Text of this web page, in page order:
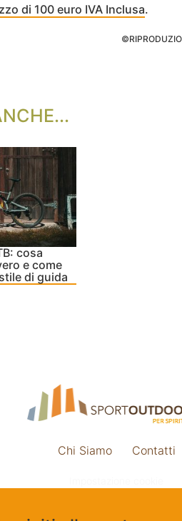
di 100 euro IVA Inclusa.
cosa
e come
di guida
Chi Siamo Contatti